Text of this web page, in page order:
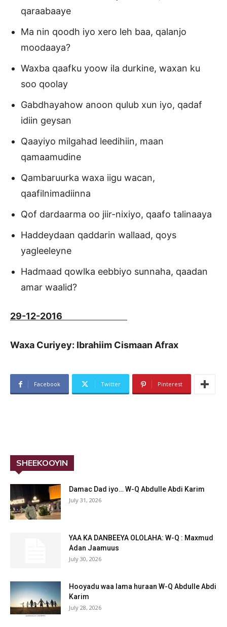
qaraabaaye
Ma nin qoodh iyo xero leh baa, qalanjo
moodaaya?
Waxba qaafku yoow ila durkine, waxan ku
soo qoolay
Gabdhayahow anoon qulub xun iyo, qadaf
idiin geysan
Qaayiyo milgahad leedihiin, maan
qamaamudine
Qambaruurka waxa iigu wacan,
qaafilnimadiinna
Qof dardaarma oo jiir-nixiyo, qaafo talinaaya
Haddeydaan qaddarin wallaad, qoys
yagleeleyne
Hadmaad qowlka eebbiyo sunnaha, qaadan
amar waalid?
29-12-2016
Waxa Curiyey: Ibrahiim Cismaan Afrax
Facebook Twitter Pinterest
SHEEKOOYIN
Damac Dad iyo… W-Q Abdulle Abdi Karim
July 31, 2026
YAA KA DANBEEYA OLOLAHA: W-Q : Maxmud
Adan Jaamuus
July 30, 2026
Hooyadu waa lama huraan W-Q Abdulle Abdi
Karim
July 28, 2026